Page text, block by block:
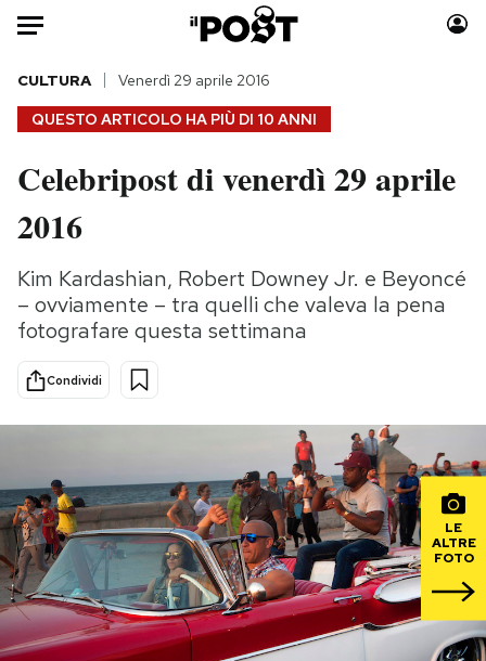
Auto
HOME
Italia
Politica
Tecnologia
Internet
Scienza
Cultura
Economia
Moda
Storie/Idee
Ok Boomer!
Media
Mondiali calcio 2026
PODCAST
NEWSLETTER
QUESTO ARTICOLO HA PIÙ DI 10 ANNI
CULTURA Venerdì 29 aprile 2016
Celebripost di venerdì 29 aprile
2016
Kim Kardashian, Robert Downey Jr. e Beyoncé
– ovviamente – tra quelli che valeva la pena
fotografare questa settimana
Condividi
LE
ALTRE
FOTO